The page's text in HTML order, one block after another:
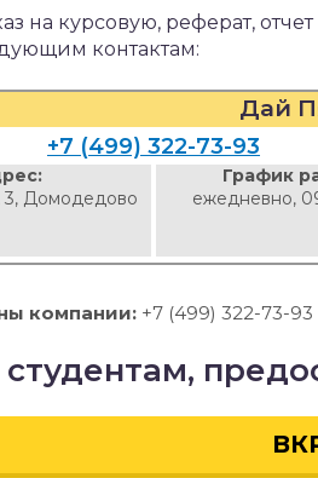
на курсовую, реферат,
контактам:
Дай
+7 (499) 322-73-93
3, Домодедово
График
ежедневно,
компании: +7 (499) 322-73-